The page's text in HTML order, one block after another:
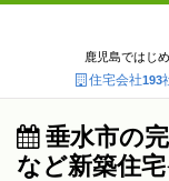
鹿児島ではじ
住宅会社193
垂水市の
など新築住